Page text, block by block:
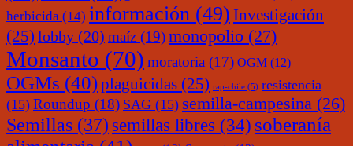
herbicida (14) información (49) Investigación
(25) lobby (20) maíz (19)monopolio (27)
Monsanto (70) moratoria (17) OGM (12)
OGMs (40)plaguicidas (25) rap-chile (5) resistencia
(15) Roundup (18) SAG (15) semilla-campesina (26)
Semillas (37) semillas libres (34) soberanía